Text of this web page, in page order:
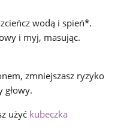
wodą i spień*.
i myj, masując.
zmniejszasz ryzyko
głowy.
użyć kubeczka